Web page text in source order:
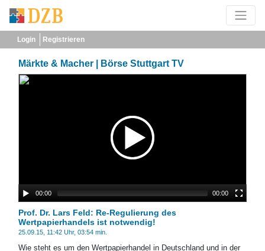
Login Registrieren
Märkte & Macher | Börse Stuttgart TV
00:00 00:00
Prof. Dr. Lars Feld: Re-Regulierung des
Wertpapierhandels ist notwendig!
25.09.15, 11:42 Uhr, 03:54 min.
Wie steht es um den Wertpapierhandel in Deutschland und in der